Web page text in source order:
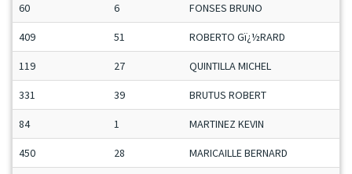
60 6 FONSES BRUNO
409 51 ROBERTO Gï¿½RARD
119 27 QUINTILLA MICHEL
331 39 BRUTUS ROBERT
84 1 MARTINEZ KEVIN
450 28 MARICAILLE BERNARD